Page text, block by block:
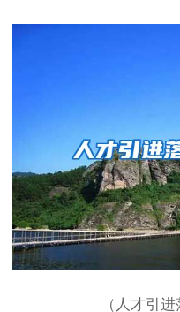
（人才引